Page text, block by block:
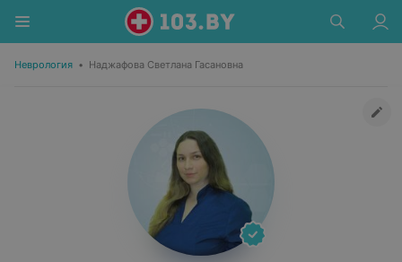
Неврология • Наджафова Светлана Гасановна